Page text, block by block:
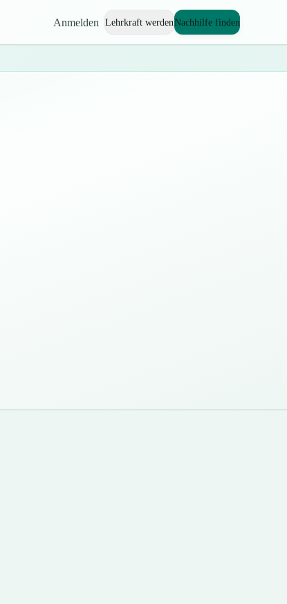
Anmelden Lehrkraft werdenNachhilfe finden